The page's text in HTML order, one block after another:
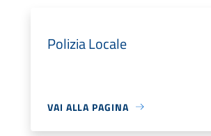
Polizia Locale
VAI ALLA PAGINA